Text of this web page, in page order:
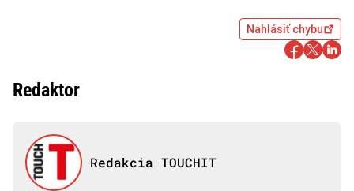
Nahlásiť chybu
Redaktor
Redakcia TOUCHIT